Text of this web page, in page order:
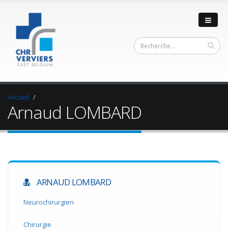
Accueil
Arnaud LOMBARD
ARNAUD LOMBARD
Neurochirurgien
Chirurgie